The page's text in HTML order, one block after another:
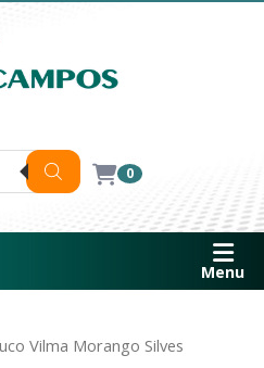
0
Menu
Vilma Morango Silves